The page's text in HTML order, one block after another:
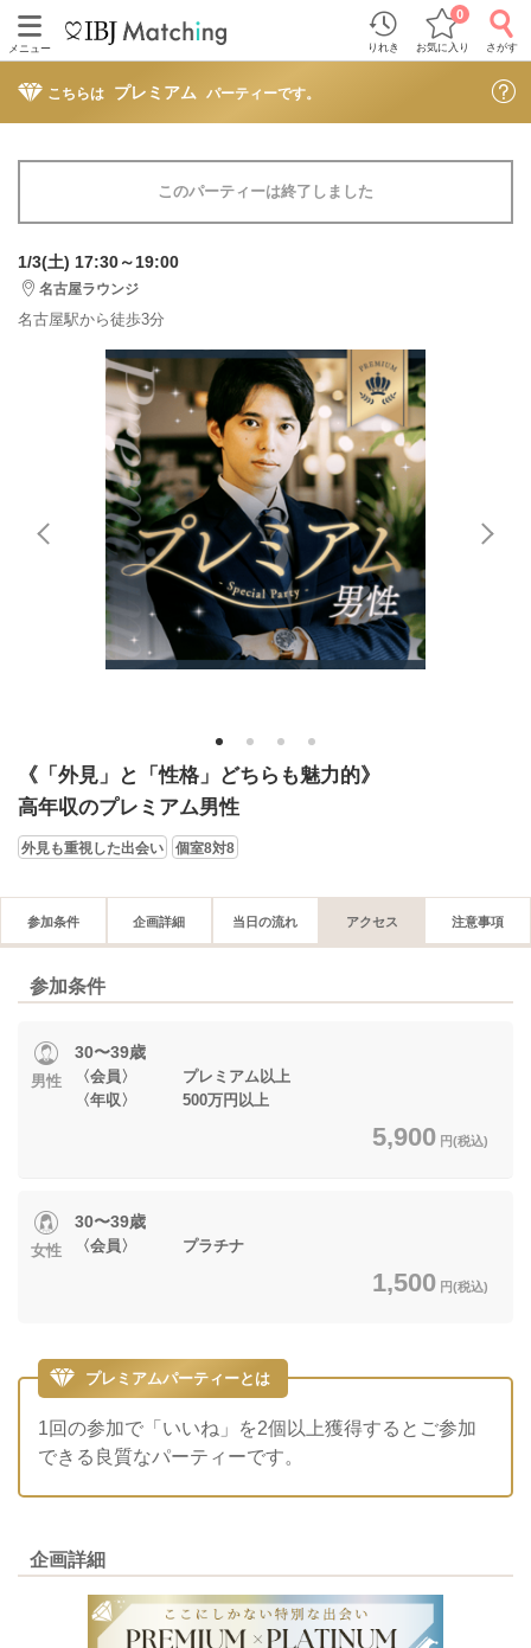
メニュー りれき お気に入り
0
さがす
こちらは プレミアム パーティーです。
このパーティーは終了しました
1/3(土) 17:30～19:00
名古屋ラウンジ
名古屋駅から徒歩3分
1 2 3 4
《「外見」と「性格」どちらも魅力的》
高年収のプレミアム男性
外見も重視した出会い 個室8対8
参加条件 企画詳細 当日の流れ アクセス 注意事項
参加条件
男性
30〜39歳
〈会員〉 プレミアム以上
〈年収〉 500万円以上
5,900 円(税込)
女性
30〜39歳
〈会員〉 プラチナ
1,500 円(税込)
プレミアムパーティーとは
1回の参加で「いいね」を2個以上獲得するとご参加
できる良質なパーティーです。
企画詳細